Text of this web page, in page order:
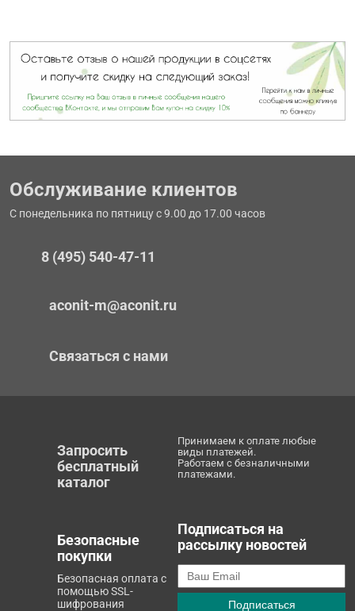
Обслуживание клиентов
С понедельника по пятницу с 9.00 до 17.00 часов
8 (495) 540-47-11
aconit-m@aconit.ru
Связаться с нами
Запросить
бесплатный
каталог
Принимаем к оплате любые
виды платежей.
Работаем с безналичными
платежами.
Безопасные
покупки
Безопасная оплата с
помощью SSL-
шифрования
Подписаться на
рассылку новостей